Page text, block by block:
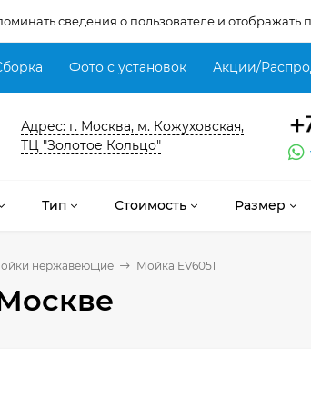
сведения о пользователе и
Фото с установок Акции/
Адрес: г. Москва, м. Кожуховская,
ТЦ "Золотое Кольцо"
Тип Стоимость Размер
нержавеющие Мойка EV6051